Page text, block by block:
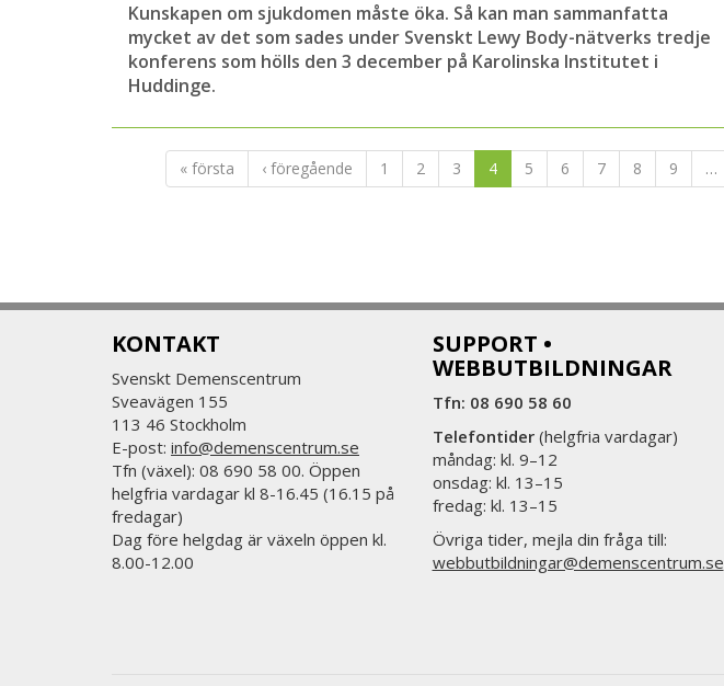
Kunskapen om sjukdomen måste öka. Så kan man sammanfatta
mycket av det som sades under Svenskt Lewy Body-nätverks tredje
konferens som hölls den 3 december på Karolinska Institutet i
Huddinge.
« första ‹ föregående 1 2 3 4 5 6 7 8 9 …
KONTAKT
Svenskt Demenscentrum
Sveavägen 155
113 46 Stockholm
E-post: info@demenscentrum.se
Tfn (växel): 08 690 58 00. Öppen
helgfria vardagar kl 8-16.45 (16.15 på
fredagar)
Dag före helgdag är växeln öppen kl.
8.00-12.00
SUPPORT •
WEBBUTBILDNINGAR
Tfn: 08 690 58 60
Telefontider(helgfria vardagar)
måndag: kl. 9–12
onsdag: kl. 13–15
fredag: kl. 13–15
Övriga tider, mejla din fråga till:
webbutbildningar@demenscentrum.se